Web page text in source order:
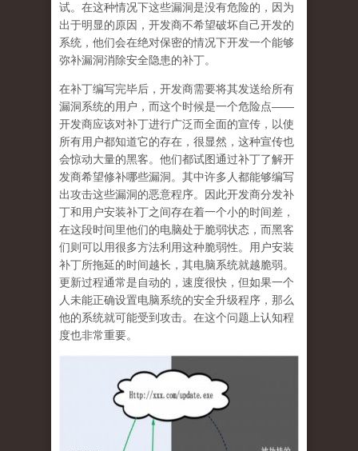
试。 在这种情况下这些漏洞是没有危险的 ，因为
出于明显的原因，开发商不希望破坏自己开发的
系统，他们会在绝对保密的情况下开发一个能够
弥补漏洞消除安全隐患的补丁。
在补丁编写完毕后，开发商需要将其发送给所有
漏洞系统的用户，而这个时候是一个危险点——
开发商应该对补丁进行广泛而全面的宣传，以使
所有用户都知道它的存在，很显然，这种宣传也
会惊动大量的黑客。他们都试图通过补丁了解开
发商希望修补哪些漏洞。其中许多人都能够编写
出攻击这些漏洞的恶意程序。因此开发商分发补
丁和用户安装补丁之间存在着一个小的时间差，
在这段时间里他们的电脑处于脆弱状态，而黑客
们则可以用很多方法利用这种脆弱性。用户安装
补丁所拖延的时间越长，其电脑系统就越脆弱。
更新过程通常是自动的，速度很快，但如果一个
人未能正确设置电脑系统的安全升级程序，那么
他的系统就可能受到攻击。在这个问题上认知程
度也非常重要。